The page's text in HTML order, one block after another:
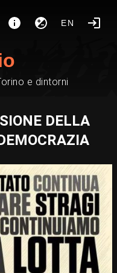
EN
e dintorni
DELLA